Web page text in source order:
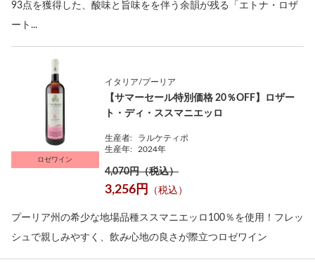
93点を獲得した、酸味と旨味をを伴う余韻が残る「エトナ・ロザ
ート...
ロゼワイン
イタリア/プーリア
【サマーセール特別価格 20％OFF】ロザー
ト・ディ・ススマニエッロ
生産者:
ラルケティポ
生産年:
2024年
4,070円（税込）
3,256円 （税込）
プーリア州の希少な地場品種ススマニエッロ100％を使用！フレッ
シュで親しみやすく、飲み心地の良さが際立つロゼワイン